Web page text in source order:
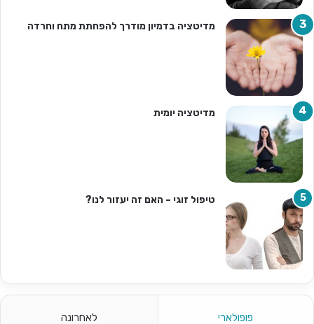
מדיטציה בדמיון מודרך להפחתת מתח וחרדה
מדיטציה יומית
טיפול זוגי – האם זה יעזור לנו?
פופולארי לאחרונה